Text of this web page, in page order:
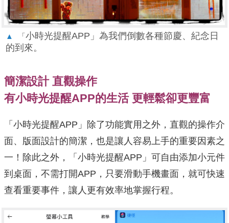
▲ 「小時光提醒APP」為我們倒數各種節慶、紀念日
的到來。
簡潔設計 直觀操作
有小時光提醒APP的生活 更輕鬆卻更豐富
「小時光提醒APP」除了功能實用之外，直觀的操作介
面、版面設計的簡潔，也是讓人容易上手的重要因素之
一！除此之外，「小時光提醒APP」可自由添加小元件
到桌面，不需打開APP，只要滑動手機畫面，就可快速
查看重要事件，讓人更有效率地掌握行程。